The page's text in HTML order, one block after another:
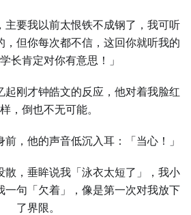
主要我以前太恨铁不成钢了，我可听
，但你每次都不信，这回你就听我的
长肯定对你有意思！」
起刚才钟皓文的反应，他对着我脸红
，倒也不无可能。
，他的声音低沉入耳：「当心！」
散，垂眸说我「泳衣太短了」，我小
一句「欠着」，像是第一次对我放下
了界限。